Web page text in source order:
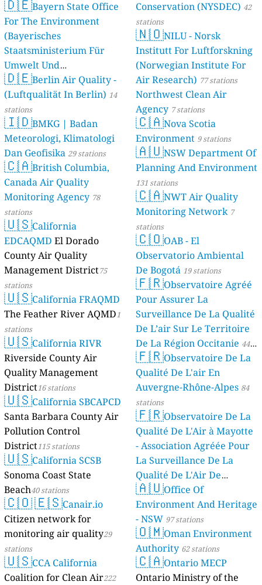
🇩🇪Bayern State Office
For The Environment
(Bayerisches
Staatsministerium Für
Umwelt Und
Verbraucherschutz) - LfU
46 stations
🇩🇪Berlin Air Quality -
(Luftqualität In Berlin) 14
stations
🇮🇩BMKG | Badan
Meteorologi, Klimatologi
Dan Geofisika 29 stations
🇨🇦British Columbia,
Canada Air Quality
Monitoring Agency 78
stations
🇺🇸California
EDCAQMD El Dorado
County Air Quality
Management District75
stations
🇺🇸California FRAQMD
The Feather River AQMD1
stations
🇺🇸California RIVR
Riverside County Air
Quality Management
District16 stations
🇺🇸California SBCAPCD
Santa Barbara County Air
Pollution Control
District115 stations
🇺🇸California SCSB
Sonoma Coast State
Beach40 stations
🇨🇴🇪🇸Canair.io
Citizen network for
monitoring air quality29
stations
🇺🇸CCA California
Coalition for Clean Air222
Conservation (NYSDEC) 42
stations
🇳🇴NILU - Norsk
Institutt For Luftforskning
(Norwegian Institute For
Air Research) 77 stations
Northwest Clean Air
Agency 7 stations
🇨🇦Nova Scotia
Environment 9 stations
🇦🇺NSW Department Of
Planning And Environment
131 stations
🇨🇦NWT Air Quality
Monitoring Network 7
stations
🇨🇴OAB - El
Observatorio Ambiental
De Bogotá 19 stations
🇫🇷Observatoire Agréé
Pour Assurer La
Surveillance De La Qualité
De L’air Sur Le Territoire
De La Région Occitanie 44
stations
🇫🇷Observatoire De La
Qualité De L'air En
Auvergne-Rhône-Alpes 84
stations
🇫🇷Observatoire De La
Qualité De L'Air à Mayotte
- Association Agréée Pour
La Surveillance De La
Qualité De L'Air De
Mayotte 4 stations
🇦🇺Office Of
Environment And Heritage
- NSW 97 stations
🇴🇲Oman Environment
Authority 62 stations
🇨🇦Ontario MECP
Ontario Ministry of the